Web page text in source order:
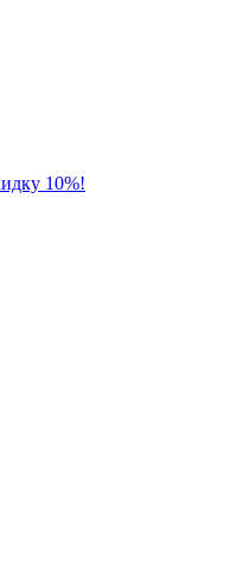
10%!